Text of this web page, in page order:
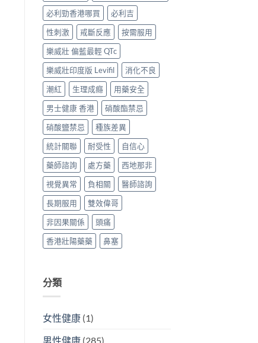
購
買
攻
略〉
中
效
果
與
買
攻
略〉
中
必利勁香港哪買
必利吉
性刺激
戒斷反應
按需服用
樂威壯 偏藍最輕 QTc
樂威壯印度版 Levifil
消化不良
潮紅
生理成癮
用藥安全
男士健康 香港
硝酸酯禁忌
硝酸鹽禁忌
種族差異
統計關聯
耐受性
自信心
藥師諮詢
處方藥
西地那非
視覺異常
負相關
醫師諮詢
長期服用
雙效偉哥
非因果關係
頭痛
香港壯陽藥藥
鼻塞
分類
女性健康(1)
男性健康(285)